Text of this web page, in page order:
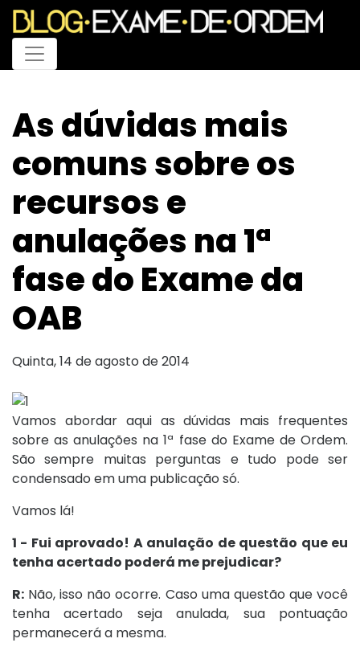
Menu
As dúvidas mais
comuns sobre os
recursos e
anulações na 1ª
fase do Exame da
OAB
Quinta, 14 de agosto de 2014
Vamos abordar aqui as dúvidas mais frequentes
sobre as anulações na 1ª fase do Exame de Ordem.
São sempre muitas perguntas e tudo pode ser
condensado em uma publicação só.
Vamos lá!
1 - Fui aprovado! A anulação de questão que eu
tenha acertado poderá me prejudicar?
R: Não, isso não ocorre. Caso uma questão que você
tenha acertado seja anulada, sua pontuação
permanecerá a mesma.